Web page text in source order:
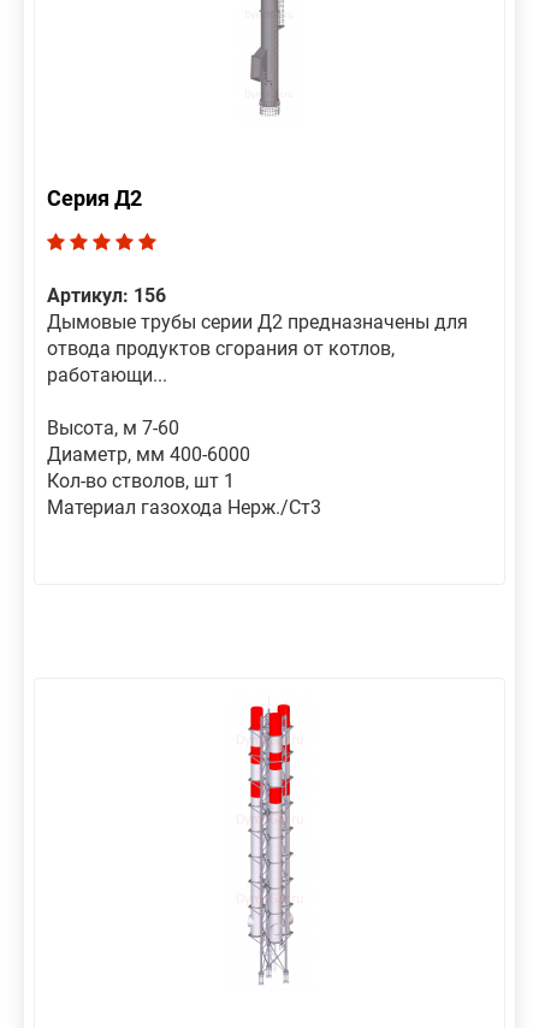
Серия Д2
Артикул: 156
Дымовые трубы серии Д2 предназначены для
отвода продуктов сгорания от котлов,
работающи...
Высота, м 7-60
Диаметр, мм 400-6000
Кол-во стволов, шт 1
Материал газохода Нерж./Ст3